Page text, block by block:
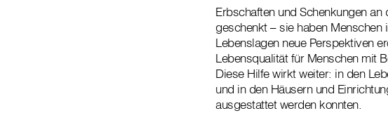
Erbschaften und Schenkungen
geschenkt – sie haben
Lebenslagen neue Perspektiven
Lebensqualität für Menschen mit
Diese Hilfe wirkt weiter: in den
und in den Häusern und
ausgestattet werden konnten.